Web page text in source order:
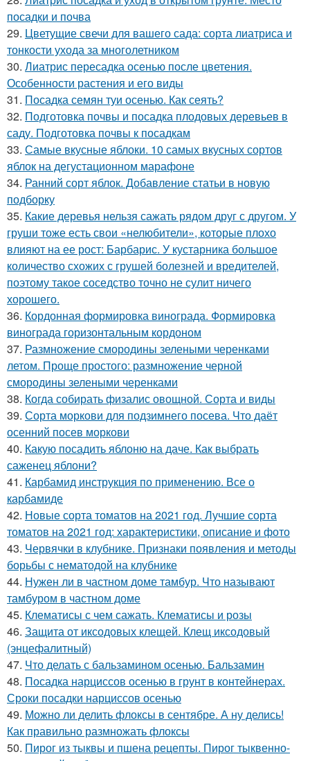
посадки и почва
29. Цветущие свечи для вашего сада: сорта лиатриса и
тонкости ухода за многолетником
30. Лиатрис пересадка осенью после цветения.
Особенности растения и его виды
31. Посадка семян туи осенью. Как сеять?
32. Подготовка почвы и посадка плодовых деревьев в
саду. Подготовка почвы к посадкам
33. Самые вкусные яблоки. 10 самых вкусных сортов
яблок на дегустационном марафоне
34. Ранний сорт яблок. Добавление статьи в новую
подборку
35. Какие деревья нельзя сажать рядом друг с другом. У
груши тоже есть свои «нелюбители», которые плохо
влияют на ее рост: Барбарис. У кустарника большое
количество схожих с грушей болезней и вредителей,
поэтому такое соседство точно не сулит ничего
хорошего.
36. Кордонная формировка винограда. Формировка
винограда горизонтальным кордоном
37. Размножение смородины зелеными черенками
летом. Проще простого: размножение черной
смородины зелеными черенками
38. Когда собирать физалис овощной. Сорта и виды
39. Сорта моркови для подзимнего посева. Что даёт
осенний посев моркови
40. Какую посадить яблоню на даче. Как выбрать
саженец яблони?
41. Карбамид инструкция по применению. Все о
карбамиде
42. Новые сорта томатов на 2021 год. Лучшие сорта
томатов на 2021 год: характеристики, описание и фото
43. Червячки в клубнике. Признаки появления и методы
борьбы с нематодой на клубнике
44. Нужен ли в частном доме тамбур. Что называют
тамбуром в частном доме
45. Клематисы с чем сажать. Клематисы и розы
46. Защита от иксодовых клещей. Клещ иксодовый
(энцефалитный)
47. Что делать с бальзамином осенью. Бальзамин
48. Посадка нарциссов осенью в грунт в контейнерах.
Сроки посадки нарциссов осенью
49. Можно ли делить флоксы в сентябре. А ну делись!
Как правильно размножать флоксы
50. Пирог из тыквы и пшена рецепты. Пирог тыквенно-